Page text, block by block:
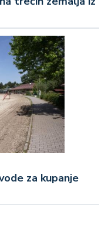
za kupanje